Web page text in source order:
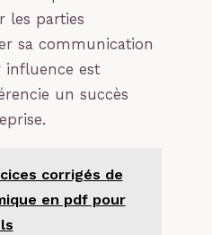
les parties
sa communication
est
un succès
corrigés de
en pdf pour